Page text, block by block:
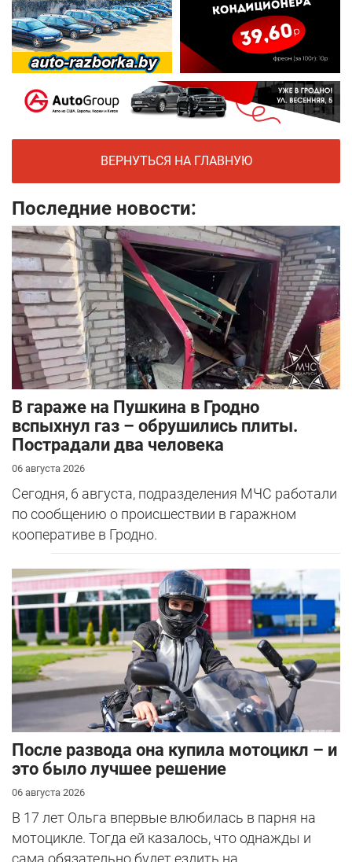
ВЕРНУТЬСЯ НА ГЛАВНУЮ
Последние новости:
В гараже на Пушкина в Гродно
вспыхнул газ – обрушились плиты.
Пострадали два человека
06 августа 2026
Сегодня, 6 августа, подразделения МЧС работали
по сообщению о происшествии в гаражном
кооперативе в Гродно.
После развода она купила мотоцикл – и
это было лучшее решение
06 августа 2026
В 17 лет Ольга впервые влюбилась в парня на
мотоцикле. Тогда ей казалось, что однажды и
сама обязательно будет ездить на...